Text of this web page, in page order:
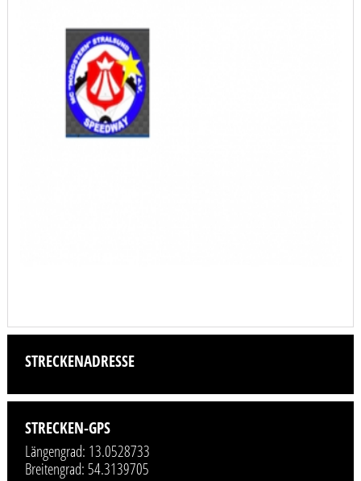
STRECKENADRESSE
STRECKEN-GPS
Längengrad: 13.0528733
Breitengrad: 54.3139705